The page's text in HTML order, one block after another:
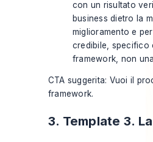
con un risultato
business dietro la
miglioramento e
credibile, specifico
framework, non
CTA suggerita: Vuoi il
framework.
3. Template 3.